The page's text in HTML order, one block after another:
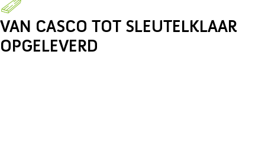
VAN CASCO TOT SLEUTELKLAAR
OPGELEVERD